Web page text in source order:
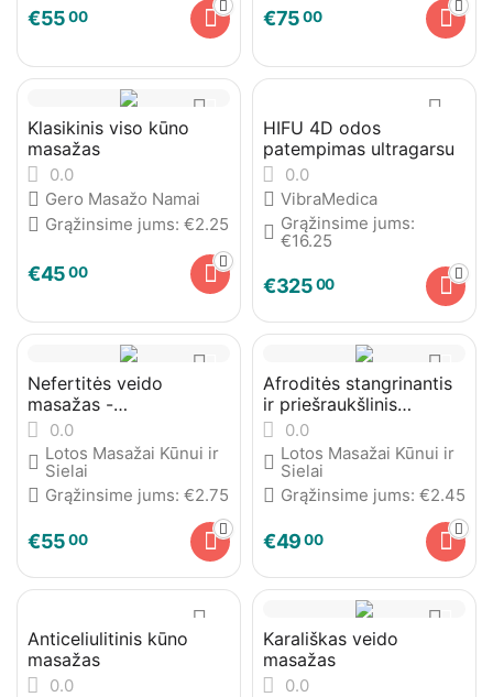
€5500 €7500
Klasikinis viso kūno
masažas
0.0
Gero Masažo Namai
Grąžinsime jums: €2.25
€4500
HIFU 4D odos
patempimas ultragarsu
0.0
VibraMedica
Grąžinsime jums:
€16.25
€32500
Nefertitės veido
masažas -
modeliuojantis veidą,
kaklą ir dekoltė
0.0
Lotos Masažai Kūnui ir
Sielai
Grąžinsime jums: €2.75
€5500
Afroditės stangrinantis
ir priešraukšlinis
masažas
0.0
Lotos Masažai Kūnui ir
Sielai
Grąžinsime jums: €2.45
€4900
Anticeliulitinis kūno
masažas
0.0
Karališkas veido
masažas
0.0